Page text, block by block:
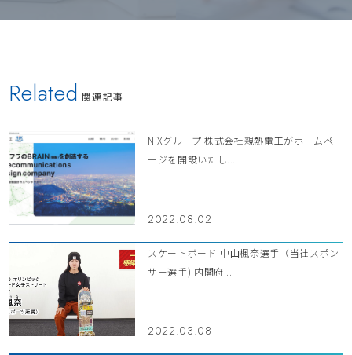
Related 関連記事
NiXグループ 株式会社親熱電工がホームペ
ージを開設いたし...
2022.08.02
スケートボード 中山楓奈選手（当社スポン
サー選手) 内閣府...
2022.03.08